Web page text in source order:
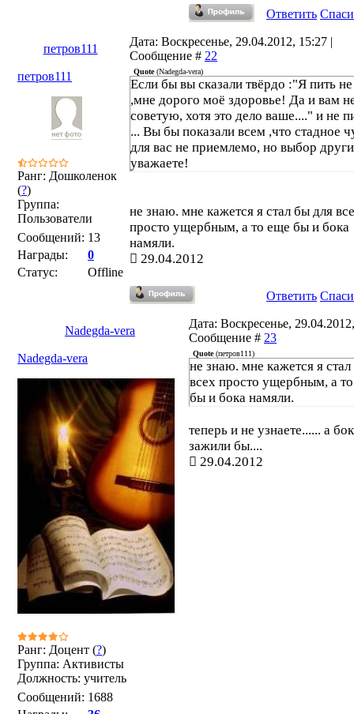
Ответить
петров111
Дата: Воскресенье, 29.04.2012, 15:27 |
Сообщение # 22
петров111
Ранг: Дошколенок
(?)
Группа:
Пользователи
Сообщений: 13
Награды:
0
Статус:
Offline
Quote(Nadegda-vera)
Если бы вы сказали твёрдо :"Я пить
,мне дорого моё здоровье! Да и вам
советую, хотя это дело ваше...." и не
... Вы бы показали всем ,что стадное
для вас не приемлемо, но выбор
уважаете!
не знаю. мне кажется я стал бы для
просто ущербным, а то еще бы и бока
намяли.
29.04.2012
Ответить
Nadegda-vera
Дата: Воскресенье,
Сообщение # 23
Nadegda-vera
Ранг: Доцент (?)
Группа: Активисты
Должность: учитель
Сообщений: 1688
Quote(петров111)
не знаю. мне кажется я
всех просто ущербным, а
бы и бока намяли.
теперь и не узнаете...... а
зажили бы....
29.04.2012